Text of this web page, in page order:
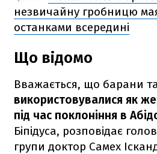
незвичайну гробницю
останками всередині
Що відомо
Вважається, що барани
використовувалися як
під час поклоніння в
Біпідуса, розповідає
групи доктор Самех